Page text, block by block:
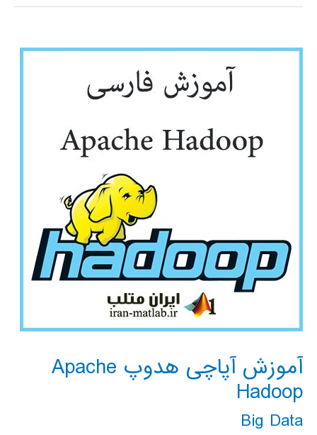
آموزش آپاچی هدوپ Apache
Hadoop
Big Data